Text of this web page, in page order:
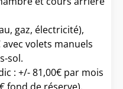
gaz, électricité),
volets manuels
sol.
: +/- 81,00€ par mois